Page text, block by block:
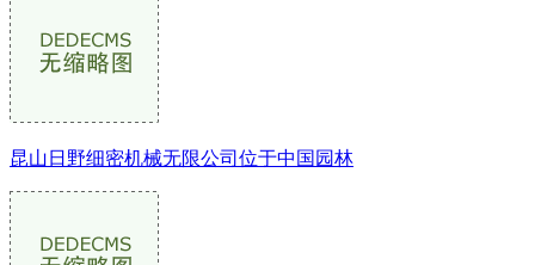
昆山日野细密机械无限公司位于中国园林